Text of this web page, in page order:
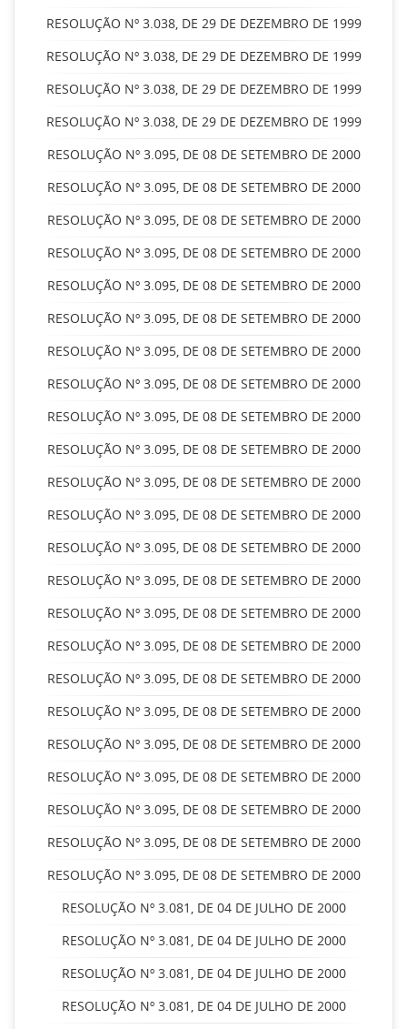
RESOLUÇÃO Nº 3.038, DE 29 DE DEZEMBRO DE 1999
RESOLUÇÃO Nº 3.038, DE 29 DE DEZEMBRO DE 1999
RESOLUÇÃO Nº 3.038, DE 29 DE DEZEMBRO DE 1999
RESOLUÇÃO Nº 3.038, DE 29 DE DEZEMBRO DE 1999
RESOLUÇÃO Nº 3.095, DE 08 DE SETEMBRO DE 2000
RESOLUÇÃO Nº 3.095, DE 08 DE SETEMBRO DE 2000
RESOLUÇÃO Nº 3.095, DE 08 DE SETEMBRO DE 2000
RESOLUÇÃO Nº 3.095, DE 08 DE SETEMBRO DE 2000
RESOLUÇÃO Nº 3.095, DE 08 DE SETEMBRO DE 2000
RESOLUÇÃO Nº 3.095, DE 08 DE SETEMBRO DE 2000
RESOLUÇÃO Nº 3.095, DE 08 DE SETEMBRO DE 2000
RESOLUÇÃO Nº 3.095, DE 08 DE SETEMBRO DE 2000
RESOLUÇÃO Nº 3.095, DE 08 DE SETEMBRO DE 2000
RESOLUÇÃO Nº 3.095, DE 08 DE SETEMBRO DE 2000
RESOLUÇÃO Nº 3.095, DE 08 DE SETEMBRO DE 2000
RESOLUÇÃO Nº 3.095, DE 08 DE SETEMBRO DE 2000
RESOLUÇÃO Nº 3.095, DE 08 DE SETEMBRO DE 2000
RESOLUÇÃO Nº 3.095, DE 08 DE SETEMBRO DE 2000
RESOLUÇÃO Nº 3.095, DE 08 DE SETEMBRO DE 2000
RESOLUÇÃO Nº 3.095, DE 08 DE SETEMBRO DE 2000
RESOLUÇÃO Nº 3.095, DE 08 DE SETEMBRO DE 2000
RESOLUÇÃO Nº 3.095, DE 08 DE SETEMBRO DE 2000
RESOLUÇÃO Nº 3.095, DE 08 DE SETEMBRO DE 2000
RESOLUÇÃO Nº 3.095, DE 08 DE SETEMBRO DE 2000
RESOLUÇÃO Nº 3.095, DE 08 DE SETEMBRO DE 2000
RESOLUÇÃO Nº 3.095, DE 08 DE SETEMBRO DE 2000
RESOLUÇÃO Nº 3.095, DE 08 DE SETEMBRO DE 2000
RESOLUÇÃO Nº 3.081, DE 04 DE JULHO DE 2000
RESOLUÇÃO Nº 3.081, DE 04 DE JULHO DE 2000
RESOLUÇÃO Nº 3.081, DE 04 DE JULHO DE 2000
RESOLUÇÃO Nº 3.081, DE 04 DE JULHO DE 2000